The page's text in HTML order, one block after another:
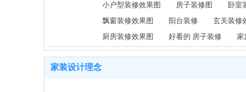
小户型装修效果图
房子装修图 卧室
飘窗装修效果图
阳台装修 玄关装修
厨房装修效果图
好看的 房子装修 家
家装设计理念